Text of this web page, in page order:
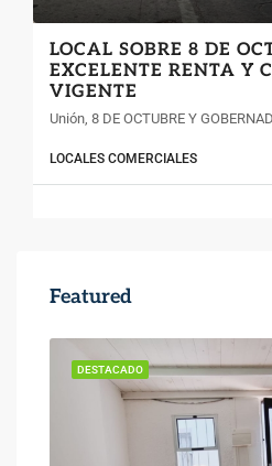
LOCAL SOBRE 8 DE
EXCELENTE RENTA Y
VIGENTE
Unión, 8 DE OCTUBRE Y
LOCALES COMERCIALES
Featured
DESTACADO